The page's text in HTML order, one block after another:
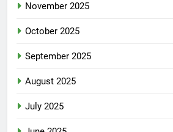
November 2025
October 2025
September 2025
August 2025
July 2025